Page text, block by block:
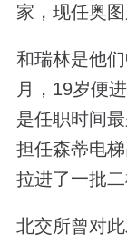
家，现任奥
和瑞林是他
月，19岁便
是任职时间
担任森蒂电
拉进了一批二
北交所曾对